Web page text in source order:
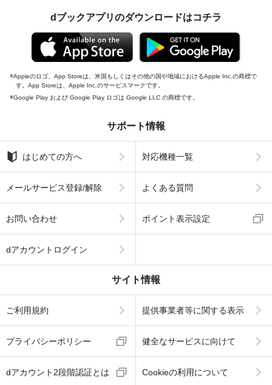
dブックアプリのダウンロードはコチラ
Appleのロゴ、App Storeは、米国もしくはその他の国や地域におけるApple Inc.の商標で
す。App Storeは、Apple Inc.のサービスマークです。
Google Play および Google Play ロゴは Google LLC の商標です。
サポート情報
はじめての方へ 対応機種一覧
メールサービス登録/解除 よくある質問
お問い合わせ ポイント表示設定
dアカウントログイン
サイト情報
ご利用規約 提供事業者等に関する表示
プライバシーポリシー 健全なサービスに向けて
dアカウント2段階認証とは Cookieの利用について